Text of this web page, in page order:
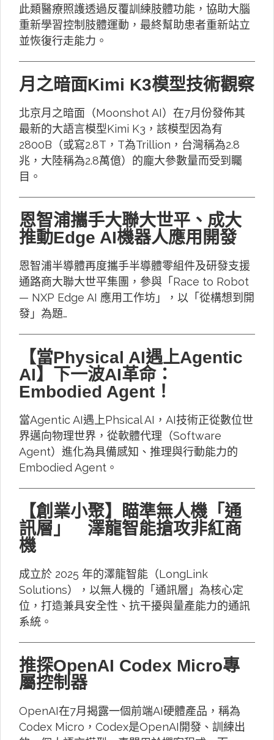
此類醫療照護透過反覆訓練肢體功能，協助大腦
重新學習控制肢體運動，最終幫助患者重新站立
並恢復行走能力。
月之暗面Kimi K3模型技術觀察
北京月之暗面（Moonshot AI）在7月份發佈其
最新的大語言模型Kimi K3，該模型因為有
2800B（或寫2.8T，T為Trillion，台灣稱為2.8
兆，大陸稱為2.8萬億）的龐大參數量而受到矚
目。
恩智浦攜手大聯大世平、成大
推動Edge AI機器人應用開發
恩智浦半導體再度攜手半導體零組件及研發支援
通路商大聯大世平集團，參與「Race to Robot
— NXP Edge AI 應用工作坊」，以「從構想到開
發」為題…
【當Physical AI遇上Agentic
AI】下一波AI革命：
Embodied Agent！
當Agentic AI遇上Phsical AI，AI技術正從數位世
界邁向物理世界，從軟體代理（Software
Agent）進化為具備感知、推理與行動能力的
Embodied Agent。
【創業小聚】瞄準無人機「通
訊層」 澤龍智能搶攻非紅商
機
成立於 2025 年的澤龍智能（LongLink
Solutions），以無人機的「通訊層」為核心定
位，打造兼具安全性、抗干擾與量產能力的通訊
系統。
推探OpenAI Codex Micro專
屬控制器
OpenAI在7月揭露一個前端AI硬體產品，稱為
Codex Micro，Codex是OpenAI開發、訓練出